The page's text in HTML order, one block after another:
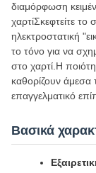
διαμόρφωση
χαρτίΣκεφτείτε το
ηλεκτροστατική
το τόνο για να
στο χαρτί.Η
καθορίζουν άμεσα
επαγγελματικό
Βασικά